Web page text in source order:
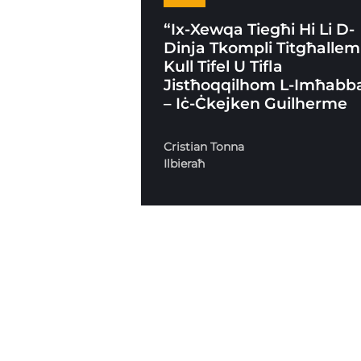
“Ix-Xewqa Tiegħi Hi Li D-
Dinja Tkompli
Kull Tifel U Tifla
Jistħoqqilhom L-
– Iċ-Ċkejken Guilherme
Cristian Tonna
Ilbieraħ